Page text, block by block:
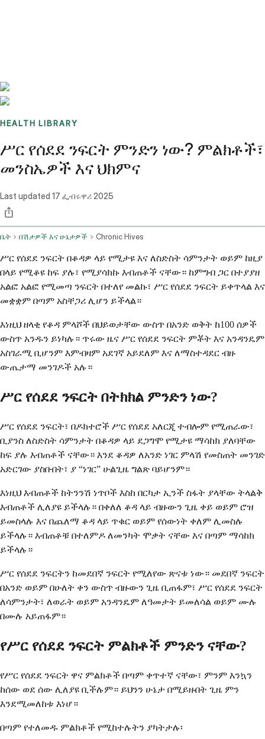
HEALTH LIBRARY
ሥር የሰደደ ንፍርት ምንድን ነው? ምልክቶች፣
መንስኤዎች እና ህክምና
Last updated 17 ፌብሩዋሪ 2025
ቤት በሽታዎች እና ሁኔታዎች Chronic Hives
ሥር የሰደደ ንፍርት በቆዳዎ ላይ የሚታዩ እና ለስድስት ሳምንታት ወይም ከዚያ
በላይ የሚቆዩ ከፍ ያሉ፣ የሚያሳክኩ እብጠቶች ናቸው። ከምግብ ጋር በተያያዘ
አልፎ አልፎ የሚመጣ ንፍርት በተለየ መልኩ፣ ሥር የሰደደ ንፍርት ይቀጥላል እና
መቋቋም በጣም አስቸጋሪ ሊሆን ይችላል።
እነዚህ ዘላቂ የቆዳ ምላሾች በህይወታቸው ውስጥ በአንድ ወቅት ከ100 ሰዎች
ውስጥ አንዱን ይነካሉ። ጥሩው ዜና ሥር የሰደደ ንፍርት ምቾት እና አንዳንዴም
አስገራሚ ቢሆንም እምብዛም አደገኛ አይደለም እና ለማስተዳደር ብዙ
ውጤታማ መንገዶች አሉ።
ሥር የሰደደ ንፍርት በትክክል ምንድን ነው?
ሥር የሰደደ ንፍርት፣ በዶክተሮች ሥር የሰደደ አለርጂ ተብሎም የሚጠራው፣
ቢያንስ ለስድስት ሳምንታት በቆዳዎ ላይ ደጋግሞ የሚታዩ ማሳከክ ያለባቸው
ከፍ ያሉ እብጠቶች ናቸው። እንደ ቆዳዎ ለአንድ ነገር ምላሽ የመስጠት መንገድ
አድርገው ያስቡበት፣ ያ “ነገር” ሁልጊዜ ግልጽ ባይሆንም።
እነዚህ እብጠቶች ከትንንሽ ነጥቦች እስከ በርካታ ኢንች ስፋት ያላቸው ትላልቅ
እብጠቶች ሊለያዩ ይችላሉ። በቀለለ ቆዳ ላይ ብዙውን ጊዜ ቀይ ወይም ሮዝ
ይመስላሉ እና በጨለማ ቆዳ ላይ ጥቁር ወይም የሰውነት ቀለም ሊመስሉ
ይችላሉ። እብጠቶቹ በተለምዶ ለመንካት ሞቃት ናቸው እና በጣም ማሳከክ
ይችላሉ።
ሥር የሰደደ ንፍርትን ከመደበኛ ንፍርት የሚለየው ጽናቱ ነው። መደበኛ ንፍርት
በአንድ ወይም በሁለት ቀን ውስጥ ብዙውን ጊዜ ቢጠፋም፣ ሥር የሰደደ ንፍርት
ለሳምንታት፣ ለወራት ወይም አንዳንዴም ለዓመታት ይመለሳል ወይም ሙሉ
በሙሉ አይጠፋም።
የሥር የሰደደ ንፍርት ምልክቶች ምንድን ናቸው?
የሥር የሰደደ ንፍርት ዋና ምልክቶች በጣም ቀጥተኛ ናቸው፣ ምንም እንኳን
ከሰው ወደ ሰው ሊለያዩ ቢችሉም። ይህንን ሁኔታ በሚይዙበት ጊዜ ምን
እንደሚመለከቱ እነሆ።
በጣም የተለመዱ ምልክቶች የሚከተሉትን ያካትታሉ፡